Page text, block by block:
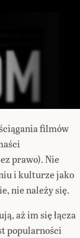
filmów
prawo). Nie
i kulturze jako
nie należy się.
aż im się łącza
popularności